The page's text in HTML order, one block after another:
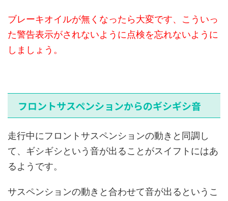
ブレーキオイルが無くなったら大変です、こういっ
た警告表示がされないように点検を忘れないように
しましょう。
フロントサスペンションからのギシギシ音
走行中にフロントサスペンションの動きと同調し
て、ギシギシという音が出ることがスイフトにはあ
るようです。
サスペンションの動きと合わせて音が出るというこ